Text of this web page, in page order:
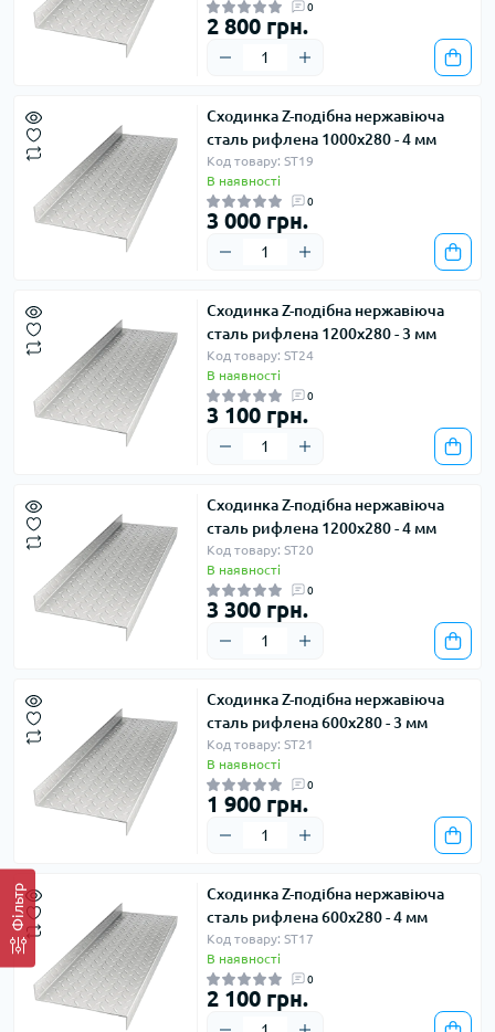
Фільтр
0
2 800 грн.
Сходинка Z-подібна нержавіюча
сталь рифлена 1000х280 - 4 мм
Код товару: ST19
В наявності
0
3 000 грн.
Сходинка Z-подібна нержавіюча
сталь рифлена 1200х280 - 3 мм
Код товару: ST24
В наявності
0
3 100 грн.
Сходинка Z-подібна нержавіюча
сталь рифлена 1200х280 - 4 мм
Код товару: ST20
В наявності
0
3 300 грн.
Сходинка Z-подібна нержавіюча
сталь рифлена 600х280 - 3 мм
Код товару: ST21
В наявності
0
1 900 грн.
Сходинка Z-подібна нержавіюча
сталь рифлена 600х280 - 4 мм
Код товару: ST17
В наявності
0
2 100 грн.